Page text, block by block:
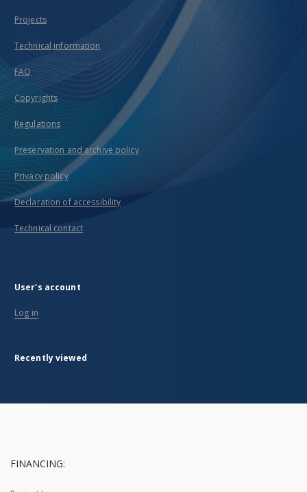
Projects
Technical information
FAQ
Copyrights
Regulations
Preservation and archive policy
Privacy policy
Declaration of accessibility
Technical contact
User's account
Log in
Recently viewed
FINANCING: